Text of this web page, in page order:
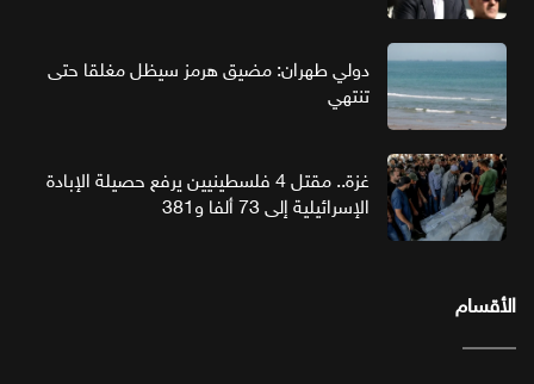
دولي طهران: مضيق هرمز سيظل مغلقا حتى
تنتهي
غزة.. مقتل 4 فلسطينيين يرفع حصيلة الإبادة
الإسرائيلية إلى 73 ألفا و381
الأقسام